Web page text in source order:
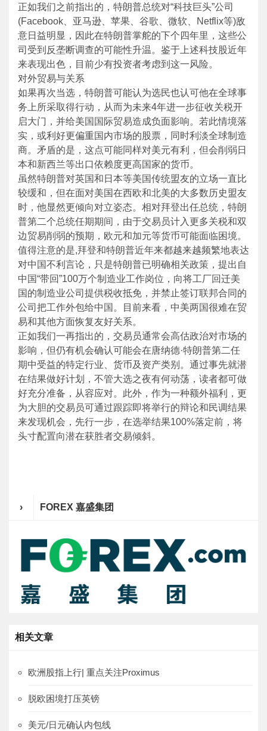
正如我们之前指出的，特朗普总统对“科技巨头”公司
(Facebook、亚马逊、苹果、谷歌、微软、Netflix等)敌
意日益明显，因此在特朗普掌舵的下个四年里，这些公
司受到反垄断调查的可能性升温。鉴于上述科技股近年
来表现出色，目前少有投资者考虑到这一风险。
对外贸易与关系
如果再次当选，特朗普可能认为选民也认可他在全球事
务上所采取得行动，从而为未来4年进一步征收关税开
启大门，并给美国国际贸易造成负面影响。若此情境落
实，或利好更偏重国内市场的股票，同时利淡全球制造
商。矛盾的是，这点可能同样对美元有利，但会削弱日
本和新西兰等出口依赖度更高国家的货币。
虽然特朗普对英国和日本等美国传统盟友的立场一直比
较缓和，但在面对美国在西欧和北美的大多数历史盟友
时，他显然更倾向对立姿态。相对拜登出任总统，特朗
普第二个总统任期期间，由于交易员计入更多关税和双
边贸易削弱的预期，欧元和加元等货币可能面临困境。
值得注意的是,拜登和特朗普近年来都越来越频繁地表达
对中国不利言论，只是特朗普已明确相关政策，提出自
中国“带回”100万个制造业工作岗位，向将工厂回迁美
国的制造业公司提供税收抵免，并禁止签订联邦合同的
公司把工作外包给中国。目前来看，中美两国很难在贸
易和其他方面恢复友好关系。
正如我们一再指出的，交易员通常会高估政治对市场的
影响，但仍有机会确认可能会在唐纳德·特朗普第二任
期中受益的特定行业、货币及资产类别。通过事先就潜
在结果做好计划，不管大选之夜有何动荡，读者都可做
好充分准备，从容应对。此外，作为一种额外福利，更
为大胆的交易员可通过跟踪即将举行的辩论和民调结果
来发现机会，先行一步，在选举结果100%落定前，将
头寸配置向潜在获胜者交易倾斜。
› FOREX 嘉盛集团
相关文章
欧洲股指上行| 重点关注Proximus
脱欧困境打压英镑
美元/日元确认内包线